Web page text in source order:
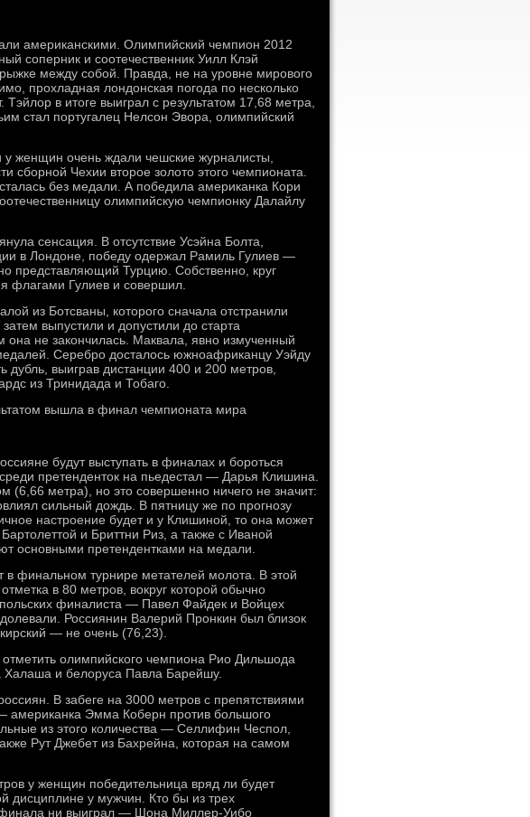
американскими. Олимпийский чемпион 2012
соперник и соотечественник Уилл Клэй
между собой. Правда, не на уровне мирового
прохладная лондонская погода по несколько
Тэйлор в итоге выиграл с результатом 17,68 метра,
стал португалец Нелсон Эвора, олимпийский
женщин очень ждали чешские журналисты,
сборной Чехии второе золото этого чемпионата.
без медали. А победила американка Кори
олимпийскую чемпионку Далайлу
сенсация. В отсутствие Усэйна Болта,
в Лондоне, победу одержал Рамиль Гулиев —
представляющий Турцию. Собственно, круг
флагами Гулиев и совершил.
из Ботсваны, которого сначала отстранили
выпустили и допустили до старта
она не закончилась. Маквала, явно измученный
Серебро досталось южноафриканцу Уэйду
дубль, выиграв дистанции 400 и 200 метров,
из Тринидада и Тобаго.
вышла в финал чемпионата мира
будут выступать в финалах и бороться
претенденток на пьедестал — Дарья Клишина.
метра), но это совершенно ничего не значит:
сильный дождь. В пятницу же по прогнозу
настроение будет и у Клишиной, то она может
и Бриттни Риз, а также с Иваной
основными претендентками на медали.
в финальном турнире метателей молота. В этой
в 80 метров, вокруг которой обычно
финалиста — Павел Файдек и Войцех
Россиянин Валерий Пронкин был близок
— не очень (76,23).
олимпийского чемпиона Рио Дильшода
Халаша и белоруса Павла Барейшу.
В забеге на 3000 метров с препятствиями
Эмма Коберн против большого
из этого количества — Селлифин Чеспол,
Рут Джебет из Бахрейна, которая на самом
у женщин победительница вряд ли будет
дисциплине у мужчин. Кто бы из трех
ни выиграл — Шона Миллер-Уибо